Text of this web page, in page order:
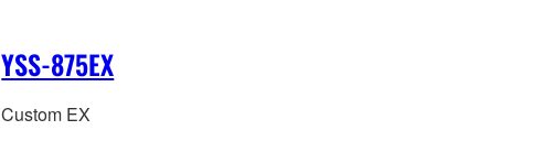
YSS-875EX
Custom EX